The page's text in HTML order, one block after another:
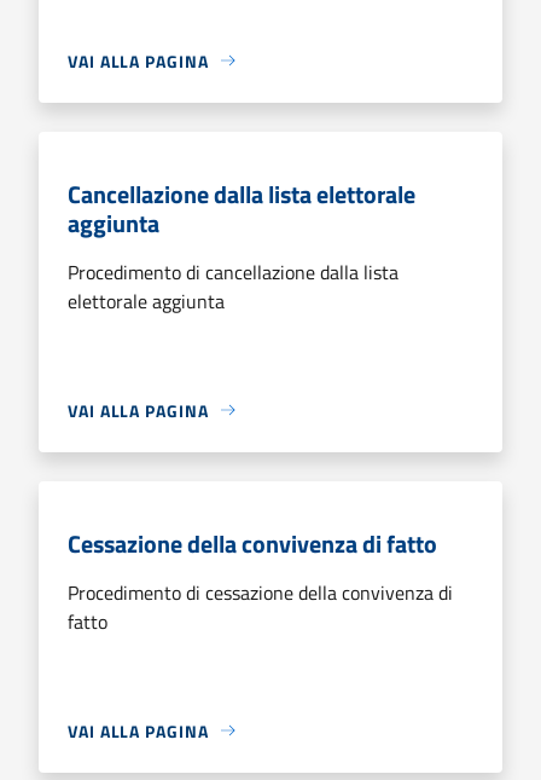
VAI ALLA PAGINA
Cancellazione dalla lista elettorale
aggiunta
Procedimento di cancellazione dalla lista
elettorale aggiunta
VAI ALLA PAGINA
Cessazione della convivenza di fatto
Procedimento di cessazione della convivenza di
fatto
VAI ALLA PAGINA